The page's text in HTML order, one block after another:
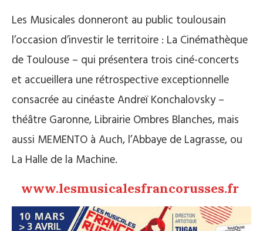
Les Musicales donneront au public toulousain
l’occasion d’investir le territoire : La Cinémathèque
de Toulouse – qui présentera trois ciné-concerts
et accueillera une rétrospective exceptionnelle
consacrée au cinéaste Andreï Konchalovsky –
théâtre Garonne, Librairie Ombres Blanches, mais
aussi MEMENTO à Auch, l’Abbaye de Lagrasse, ou
La Halle de la Machine.
www.lesmusicalesfrancorusses.fr